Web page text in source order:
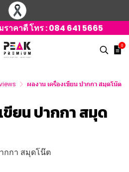
าคาดี โทร :084 641 5665
0
ผลงาน เครื่องเขียน ปากกา สมุดโน๊ต
ขียน ปากกา สมุด
กกา สมุดโน๊ต